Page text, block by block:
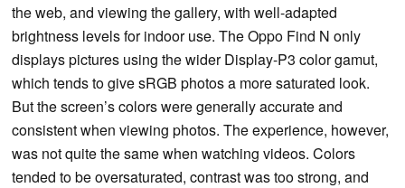
the web, and viewing the gallery, with well-adapted
brightness levels for indoor use. The Oppo Find N only
displays pictures using the wider Display-P3 color gamut,
which tends to give sRGB photos a more saturated look.
But the screen’s colors were generally accurate and
consistent when viewing photos. The experience, however,
was not quite the same when watching videos. Colors
tended to be oversaturated, contrast was too strong, and